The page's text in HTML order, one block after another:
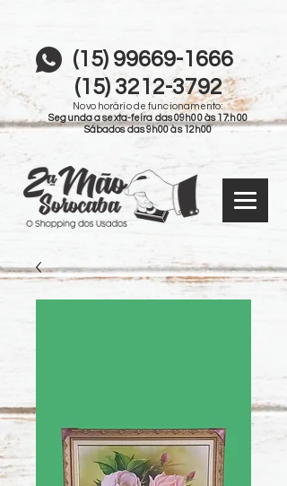
Novo horário de funcionamento:
Segunda a sexta-feira das 09h00 às 17:h00
Sábados das 9h00 às 12h00
(15) 99669-1666
(15) 3212-3792